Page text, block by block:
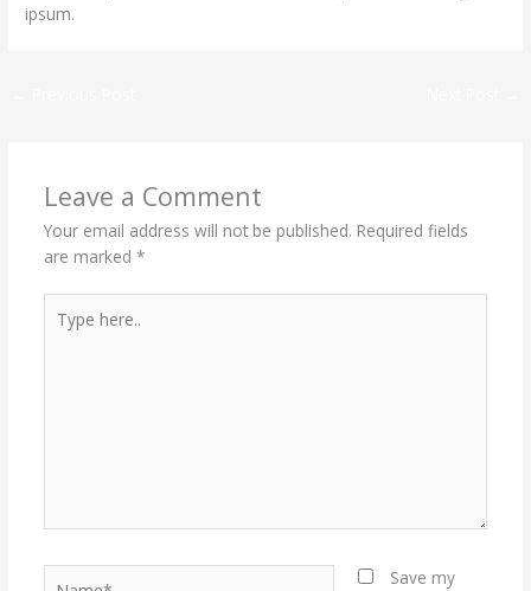
ipsum.
Leave a Comment
Your email address will not be published. Required fields
are marked *
here..
Save my